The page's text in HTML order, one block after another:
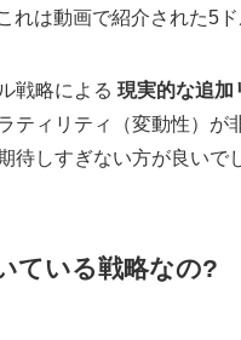
れは動画で紹介された5ド
戦略による 現実的な追加
ティリティ（変動性）
待しすぎない方が良いで
ている戦略なの?